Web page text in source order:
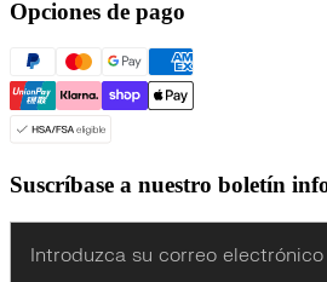
Opciones de pago
Suscríbase a nuestro boletín